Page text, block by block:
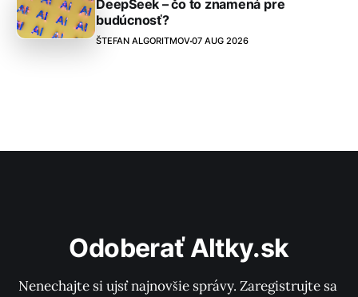
DeepSeek – čo to znamená pre
budúcnosť?
ŠTEFAN ALGORITMOV07 AUG 2026
Odoberať Altky.sk
Nenechajte si ujsť najnovšie správy. Zaregistrujte sa